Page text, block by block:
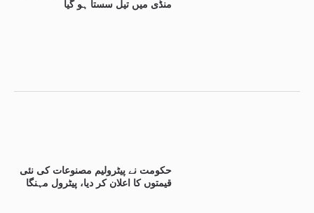
منڈی میں تیل سستا ہو گیا
حکومت نے پیٹرولیم مصنوعات کی نئی
قیمتوں کا اعلان کر دیا، پیٹرول مہنگا